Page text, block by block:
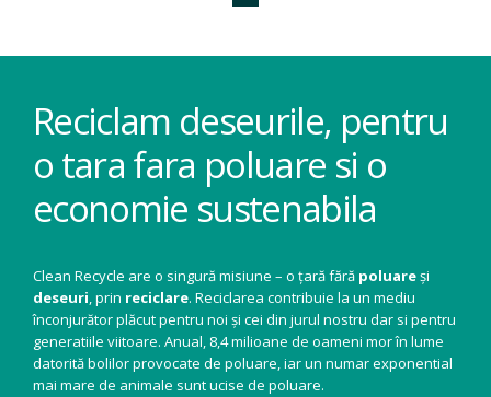
Reciclam deseurile, pentru
o tara fara poluare si o
economie sustenabila
Clean Recycle are o singură misiune – o țară fără poluareși
deseuri, prin reciclare. Reciclarea contribuie la un mediu
înconjurător plăcut pentru noi și cei din jurul nostru dar si pentru
generatiile viitoare. Anual, 8,4 milioane de oameni mor în lume
datorită bolilor provocate de poluare, iar un numar exponential
mai mare de animale sunt ucise de poluare.